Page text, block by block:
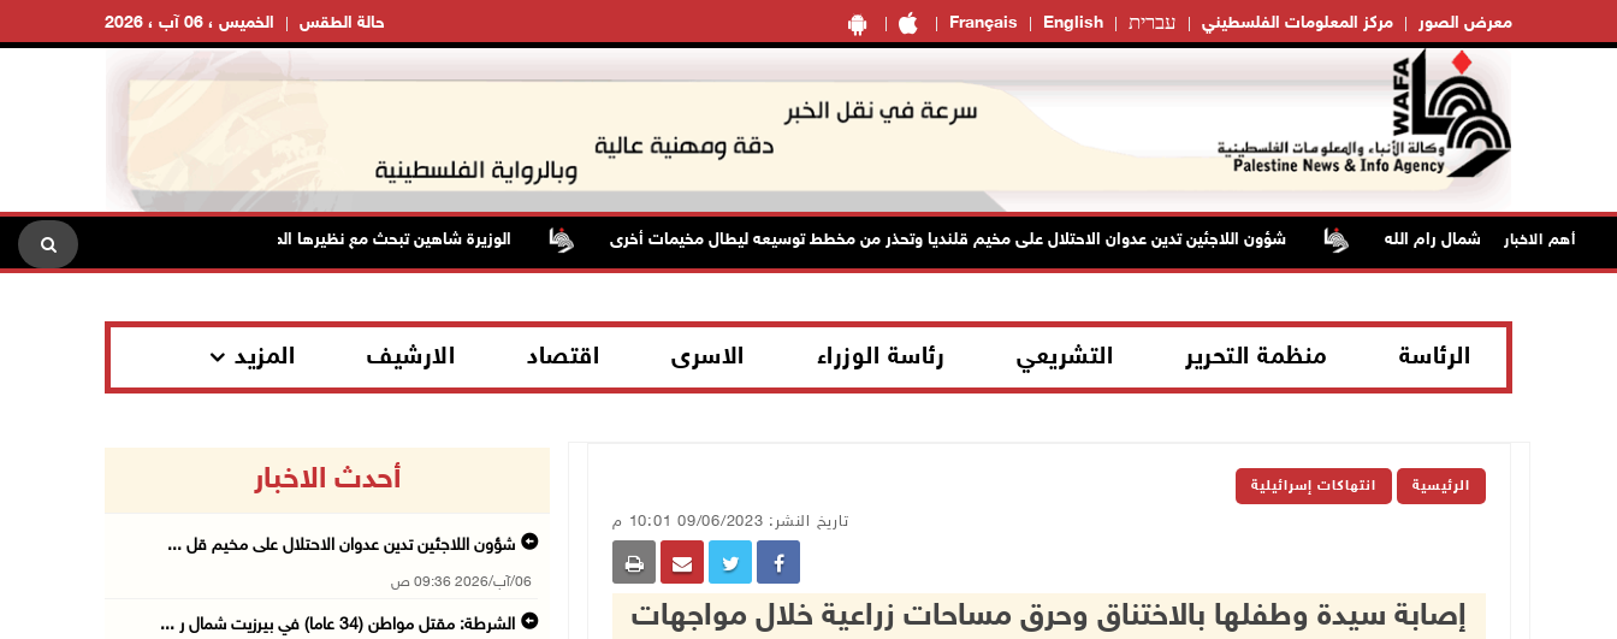
Français English עברית مركز المعلومات الفلسطيني معرض الصور الخميس ، 06 آب ، 2026 حالة الطقس
أهم الاخبار شؤون اللاجئين تدين عدوان الاحتلال على مخيم قلنديا وتحذر من مخطط توسيعه ليطال مخيمات أخرى الوزيرة شاهين تبحث مع نظيرها المصري مستجدات الأوضاع وتعزيز التنسيق
الرئاسة منظمة التحرير التشريعي رئاسة الوزراء الاسرى اقتصاد الارشيف المزيد
الرئيسية انتهاكات إسرائيلية
تاريخ النشر: 09/06/2023 10:01 م
إصابة سيدة وطفلها بالاختناق وحرق مساحات زراعية خلال مواجهات
أحدث الاخبار
شؤون اللاجئين تدين عدوان الاحتلال على مخيم قل ...
06/آب/2026 09:36 ص
الشرطة: مقتل مواطن (34 عاما) في بيرزيت شمال ر ...